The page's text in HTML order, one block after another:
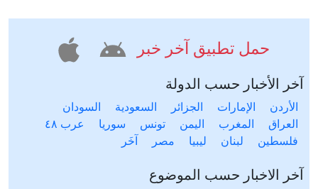
حمل تطبيق آخر خبر
آخر الأخبار حسب الدولة
الأردن الإمارات الجزائر السعودية
السودان
العراق
المغرب اليمن تونس سوريا
عرب ٤٨
فلسطين
لبنان ليبيا مصر آخَر
آخر الاخبار حسب الموضوع